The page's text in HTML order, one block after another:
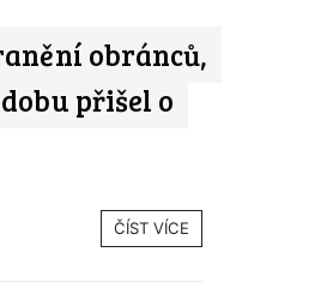
obránců,
přišel o
ČÍST VÍCE